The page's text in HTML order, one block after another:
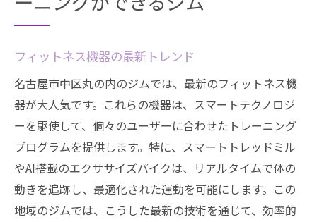
ーニングができるジム
フィットネス機器の最新トレンド
名古屋市中区丸の内のジムでは、最新のフィットネス機
器が大人気です。これらの機器は、スマートテクノロジ
ーを駆使して、個々のユーザーに合わせたトレーニング
プログラムを提供します。特に、スマートトレッドミル
やAI搭載のエクササイズバイクは、リアルタイムで体の
動きを追跡し、最適化された運動を可能にします。この
地域のジムでは、こうした最新の技術を通じて、効率的